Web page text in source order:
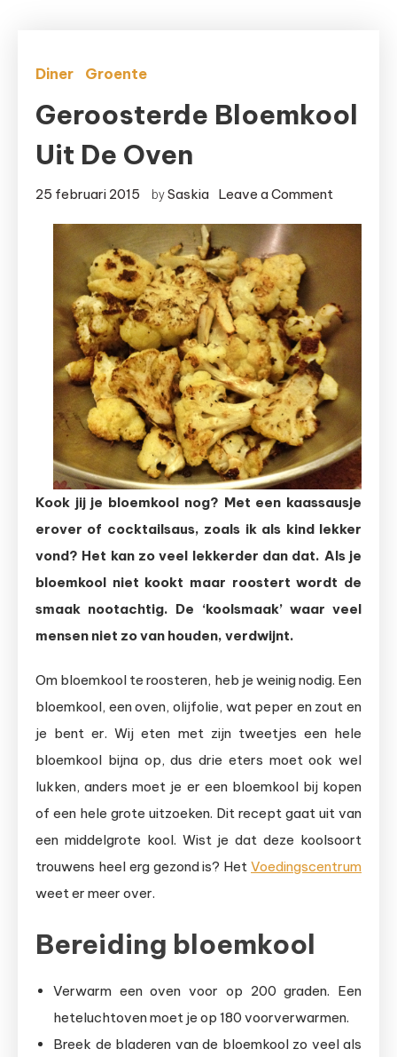
Diner Groente
Geroosterde Bloemkool
Uit De Oven
25 februari 2015 bySaskia Leave a Comment
oven
Kook jij je bloemkool nog? Met een kaassausje
erover of cocktailsaus, zoals ik als kind lekker
vond? Het kan zo veel lekkerder dan dat. Als je
bloemkool niet kookt maar roostert wordt de
smaak nootachtig. De ‘koolsmaak’ waar veel
mensen niet zo van houden, verdwijnt.
Om bloemkool te roosteren, heb je weinig nodig. Een
bloemkool, een oven, olijfolie, wat peper en zout en
je bent er. Wij eten met zijn tweetjes een hele
bloemkool bijna op, dus drie eters moet ook wel
lukken, anders moet je er een bloemkool bij kopen
of een hele grote uitzoeken. Dit recept gaat uit van
een middelgrote kool. Wist je dat deze koolsoort
trouwens heel erg gezond is? Het Voedingscentrum
weet er meer over.
Bereiding bloemkool
Verwarm een oven voor op 200 graden. Een
heteluchtoven moet je op 180 voorverwarmen.
Breek de bladeren van de bloemkool zo veel als